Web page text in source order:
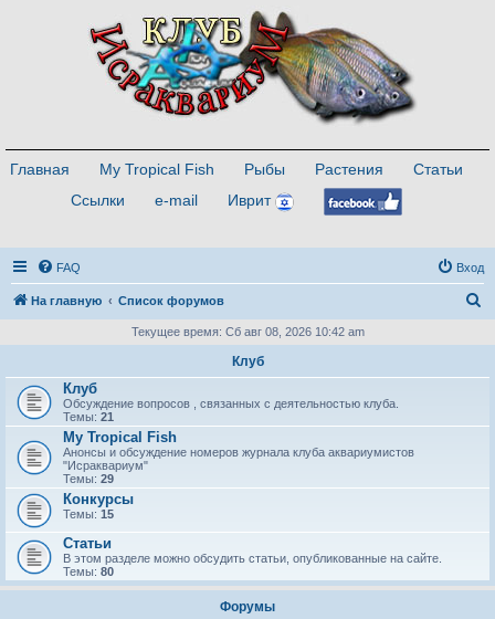
Главная My Tropical Fish Рыбы Растения
Статьи
Ссылки
e-mail Иврит
FAQ Вход
На главную Список форумов
с
Текущее время: Сб авг 08, 2026 10:42 am
Клуб
Клуб
Обсуждение вопросов , связанных с деятельностью клуба.
Темы: 21
My Tropical Fish
Анонсы и обсуждение номеров журнала клуба аквариумистов
"Исраквариум"
Темы: 29
Конкурсы
Темы: 15
Статьи
В этом разделе можно обсудить статьи, опубликованные на сайте.
Темы: 80
Форумы